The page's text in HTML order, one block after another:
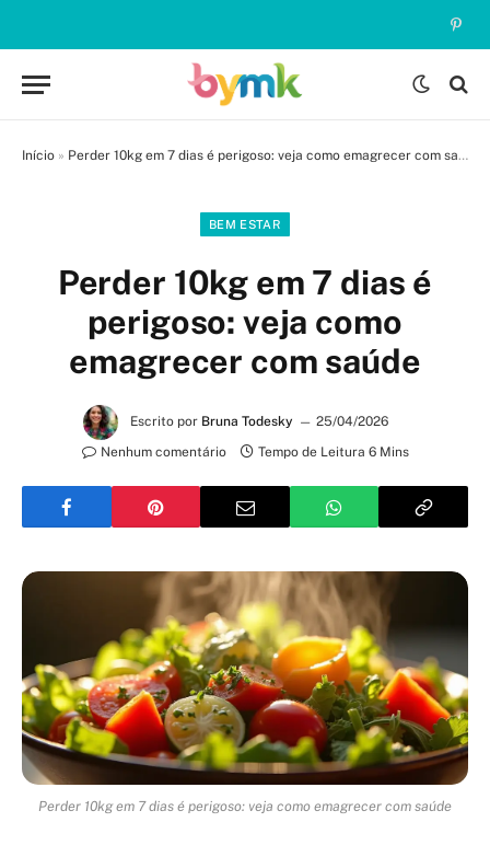
Início » Perder 10kg em 7 dias é perigoso: veja como emagrecer com saúde
BEM ESTAR
Perder 10kg em 7 dias é
perigoso: veja como
emagrecer com saúde
Escrito por Bruna Todesky
25/04/2026
Nenhum comentário
Tempo de Leitura 6 Mins
Perder 10kg em 7 dias é perigoso: veja como emagrecer com saúde